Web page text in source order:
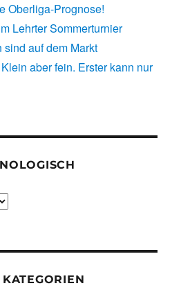
Oberliga-Prognose!
Lehrter Sommerturnier
auf dem Markt
aber fein. Erster kann nur